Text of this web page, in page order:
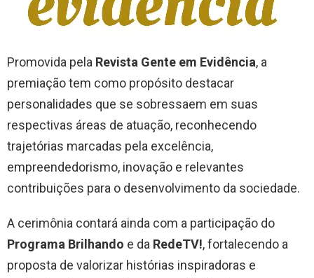
Promovida pela Revista Gente em Evidência, a
premiação tem como propósito destacar
personalidades que se sobressaem em suas
respectivas áreas de atuação, reconhecendo
trajetórias marcadas pela excelência,
empreendedorismo, inovação e relevantes
contribuições para o desenvolvimento da sociedade.
A cerimônia contará ainda com a participação do
Programa Brilhando e da RedeTV!, fortalecendo a
proposta de valorizar histórias inspiradoras e